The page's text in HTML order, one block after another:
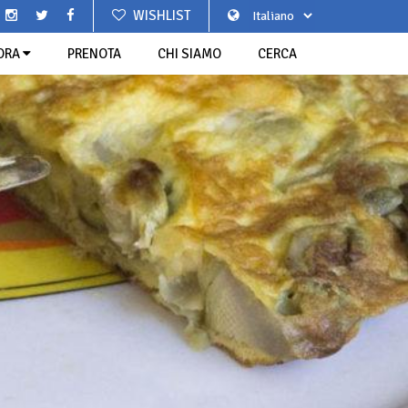
WISHLIST
GIUSEPPE A BALESTRINO
AGRITURISTICA LE GIAIRE
TORCETTI
SCIACCAROTTI
PIÙ BELLI D'ITALIA
DI PONENTE
PRENOTA CHI SIAMO CERCA